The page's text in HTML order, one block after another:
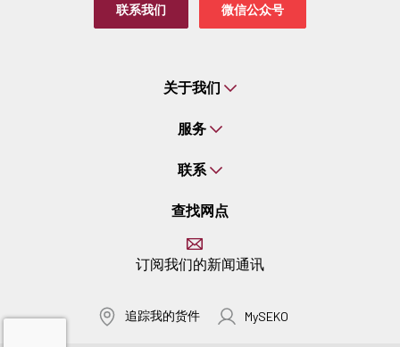
联系我们 微信公众号
关于我们
服务
联系
查找网点
订阅我们的新闻通讯
追踪我的货件 MySEKO